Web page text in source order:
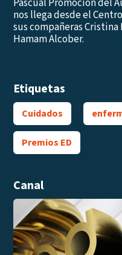
Pascual Promoción del
nos llega desde el
sus compañeras
Hamam Alcober.
Etiquetas
Cuidados
Premios ED
Canal